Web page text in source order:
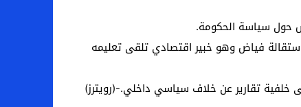
حول سياسة الحكومة.
فياض وهو خبير اقتصادي تلقى تعليمه
خلفية تقارير عن خلاف سياسي داخلي.-(رويترز)